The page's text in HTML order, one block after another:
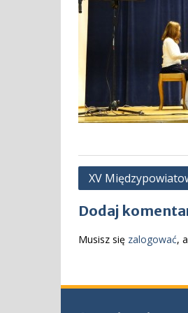
Nawigacja
XV
Dodaj
Musisz się zalogować,